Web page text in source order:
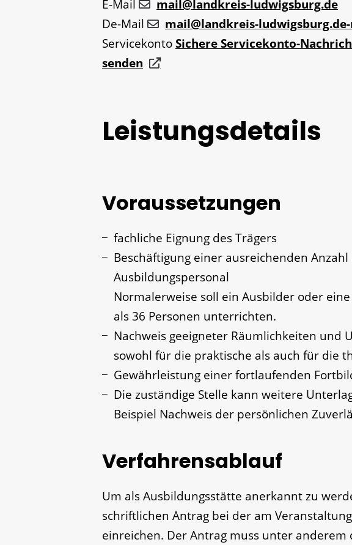
E-Mail
mail@landkreis-ludwigsburg.de
De-Mail
mail@landkreis-
ServicekontoSichere Servicekonto-
senden
Leistungsdetails
Voraussetzungen
fachliche Eignung des Trägers
Beschäftigung einer ausreichenden
Ausbildungspersonal
Normalerweise soll ein Ausbilder oder
als 36 Personen unterrichten.
Nachweis geeigneter Räumlichkeiten und
sowohl für die praktische als auch für die
Gewährleistung einer fortlaufenden
Die zuständige Stelle kann weitere
Beispiel Nachweis der persönlichen
Verfahrensablauf
Um als Ausbildungsstätte anerkannt zu
schriftlichen Antrag bei der am
einreichen. Der Antrag muss unter anderem